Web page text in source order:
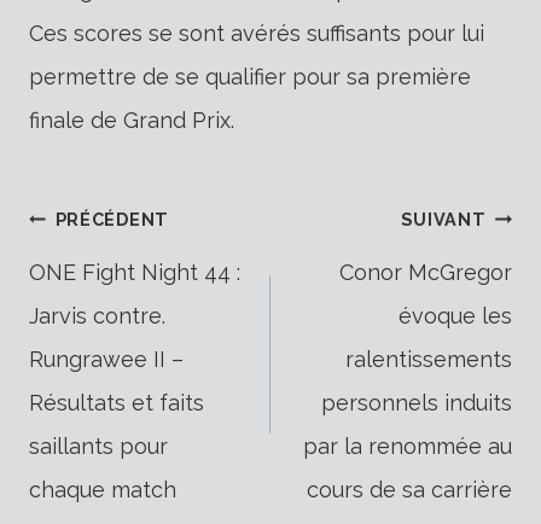
Ces scores se sont avérés suffisants pour lui
permettre de se qualifier pour sa première
finale de Grand Prix.
Navigation
de
l’article
PRÉCÉDENT
ONE Fight Night 44 :
Jarvis contre.
Rungrawee II –
Résultats et faits
saillants pour
chaque match
SUIVANT
Conor McGregor
évoque les
ralentissements
personnels induits
par la renommée au
cours de sa carrière